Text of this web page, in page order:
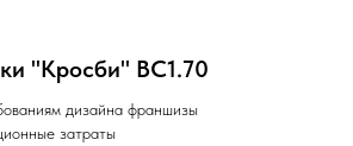
"Кросби" ВС1.70
дизайна франшизы
затраты